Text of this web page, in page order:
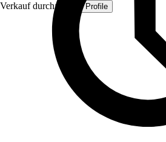
Verkauf durch: Quest Profile